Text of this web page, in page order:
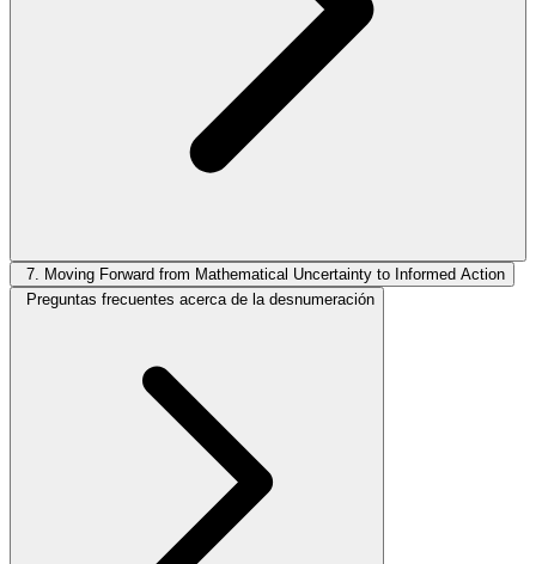
7. Moving Forward from Mathematical Uncertainty to Informed Action
Preguntas frecuentes acerca de la desnumeración